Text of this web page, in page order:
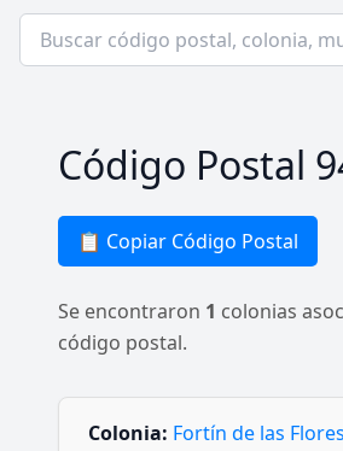
Código Postal
📋 Copiar Código Postal
Se encontraron 1 colonias
código postal.
Colonia: Fortín de las